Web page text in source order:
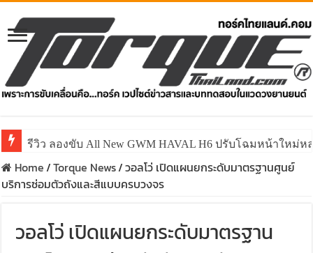
รีวิว ลองขับ All New GWM HAVAL H6 ปรับโฉมหน้าใหม่
Home/Torque News/วอลโว่ เปิดแผนยกระดับมาตรฐานศูนย์
บริการซ่อมตัวถังและสีแบบครบวงจร
วอลโว่ เปิดแผนยกระดับมาตรฐาน